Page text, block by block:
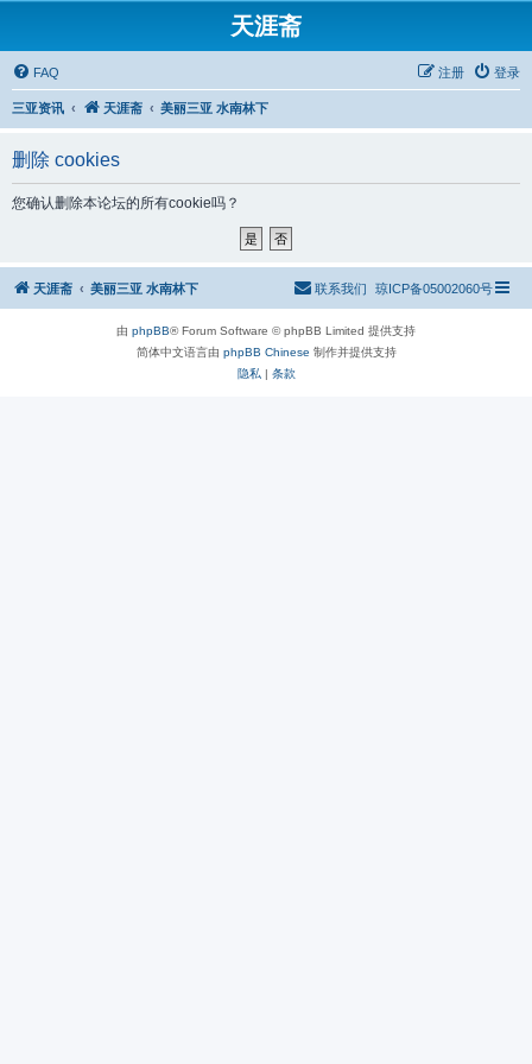
天涯斋
FAQ 登录
注册
三亚资讯 天涯斋 美丽三亚 水南林下
删除 cookies
您确认删除本论坛的所有cookie吗？
天涯斋 美丽三亚 水南林下 琼ICP备05002060号
联系我们
由 phpBB® Forum Software © phpBB Limited 提供支持
简体中文语言由 phpBB Chinese 制作并提供支持
隐私 | 条款